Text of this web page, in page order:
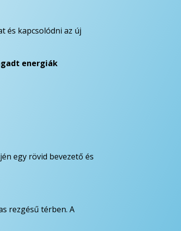
és kapcsolódni az új
energiák
egy rövid bevezető és
rezgésű térben. A